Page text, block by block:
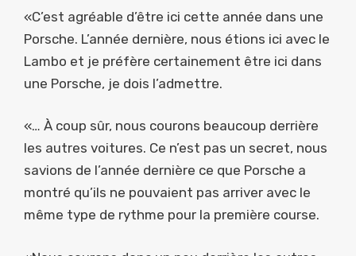
«C’est agréable d’être ici cette année dans une
Porsche. L’année dernière, nous étions ici avec le
Lambo et je préfère certainement être ici dans
une Porsche, je dois l’admettre.
«… À coup sûr, nous courons beaucoup derrière
les autres voitures. Ce n’est pas un secret, nous
savions de l’année dernière ce que Porsche a
montré qu’ils ne pouvaient pas arriver avec le
même type de rythme pour la première course.